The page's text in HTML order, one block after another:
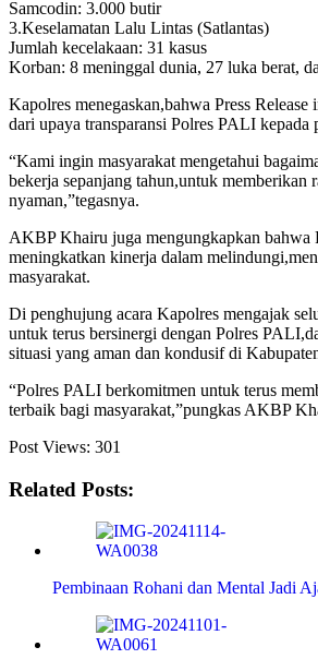
Samcodin: 3.000 butir
3.Keselamatan Lalu Lintas (Satlantas)
Jumlah kecelakaan: 31 kasus
Korban: 8 meninggal dunia, 27 luka berat,
Kapolres menegaskan,bahwa Press Release
dari upaya transparansi Polres PALI kepada
“Kami ingin masyarakat mengetahui
bekerja sepanjang tahun,untuk memberikan
nyaman,”tegasnya.
AKBP Khairu juga mengungkapkan bahwa
meningkatkan kinerja dalam
masyarakat.
Di penghujung acara Kapolres mengajak
untuk terus bersinergi dengan Polres
situasi yang aman dan kondusif di
“Polres PALI berkomitmen untuk terus
terbaik bagi masyarakat,”pungkas AKBP
Post Views: 301
Related Posts:
Pembinaan Rohani dan Mental Jadi